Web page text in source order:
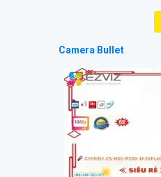
Camera Bullet